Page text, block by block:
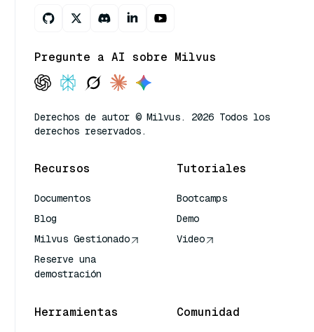
Pregunte a AI sobre Milvus
Derechos de autor © Milvus. 2026 Todos los
derechos reservados.
Recursos
Documentos
Blog
Milvus Gestionado
Reserve una
demostración
Tutoriales
Bootcamps
Demo
Video
Herramientas Comunidad